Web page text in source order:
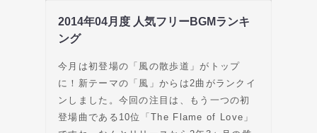
2014年04月度 人気フリーBGMランキ
ング
今月は初登場の「風の散歩道」がトップ
に！新テーマの「風」からは2曲がランクイ
ンしました。今回の注目は、もう一つの初
登場曲である10位「The Flame of Love」